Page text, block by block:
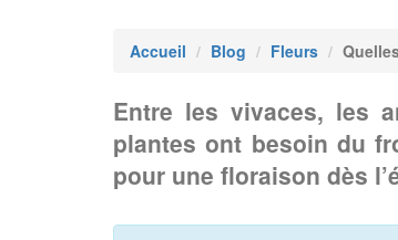
Accueil Blog Fleurs
Entre les vivaces, les
plantes ont besoin du
pour une floraison dès